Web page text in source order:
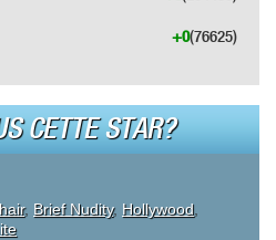
(76625)
+0
CETTE STAR?
, Brief Nudity, Hollywood,